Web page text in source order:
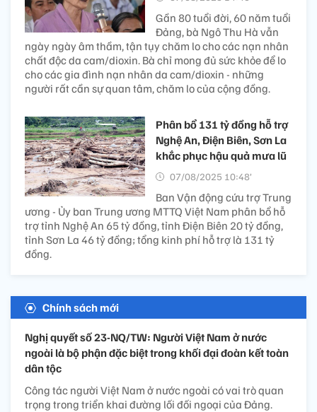
Gần 80 tuổi đời, 60 năm tuổi
Đảng, bà Ngô Thu Hà vẫn
ngày ngày âm thầm, tận tụy chăm lo cho các nạn nhân
chất độc da cam/dioxin. Bà chỉ mong đủ sức khỏe để lo
cho các gia đình nạn nhân da cam/dioxin - những
người rất cần sự quan tâm, chăm lo của cộng đồng.
Phân bổ 131 tỷ đồng hỗ trợ
Nghệ An, Điện Biên, Sơn La
khắc phục hậu quả mưa lũ
07/08/2025 10:48’
Ban Vận động cứu trợ Trung
ương - Ủy ban Trung ương MTTQ Việt Nam phân bổ hỗ
trợ tỉnh Nghệ An 65 tỷ đồng, tỉnh Điện Biên 20 tỷ đồng,
tỉnh Sơn La 46 tỷ đồng; tổng kinh phí hỗ trợ là 131 tỷ
đồng.
Chính sách mới
Nghị quyết số 23-NQ/TW: Người Việt Nam ở nước
ngoài là bộ phận đặc biệt trong khối đại đoàn kết toàn
dân tộc
Công tác người Việt Nam ở nước ngoài có vai trò quan
trọng trong triển khai đường lối đối ngoại của Đảng.